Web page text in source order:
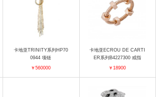
卡地亚TRINITY系列HP70
0944 项链
￥560000
卡地亚ECROU DE CARTI
ER系列B4227300 戒指
￥18900